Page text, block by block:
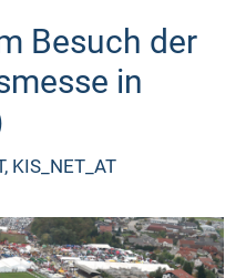
Besuch der
in
, KIS_NET_AT